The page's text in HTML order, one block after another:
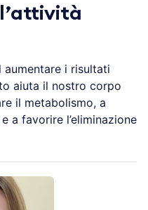
aumentare i risultati
aiuta il nostro corpo
il metabolismo, a
a favorire l’eliminazione